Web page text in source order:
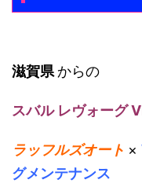
滋賀県からの
スバル レヴォーグ
ラッフルズオート ×
グメンテナンス